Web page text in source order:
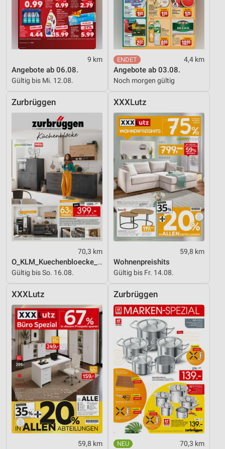
9 km
Angebote ab 06.08.
Gültig bis Mi. 12.08.
4,4 km
Angebote ab 03.08.
Noch morgen gültig
Zurbrüggen
70,3 km
O_KLM_Kuechenbloecke_01_26_ES
Gültig bis So. 16.08.
XXXLutz
59,8 km
Wohnenpreishits
Gültig bis Fr. 14.08.
XXXLutz
59,8 km
Zurbrüggen
70,3 km